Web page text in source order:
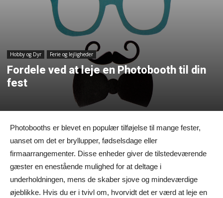
Hobby og Dyr Ferie og lejligheder
Fordele ved at leje en Photobooth til din
fest
Photobooths er blevet en populær tilføjelse til mange fester,
uanset om det er bryllupper, fødselsdage eller
firmaarrangementer. Disse enheder giver de tilstedeværende
gæster en enestående mulighed for at deltage i
underholdningen, mens de skaber sjove og mindeværdige
øjeblikke. Hvis du er i tvivl om, hvorvidt det er værd at leje en